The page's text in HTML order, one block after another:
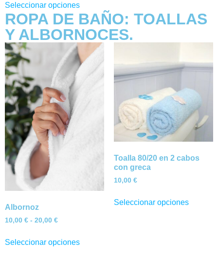
Seleccionar opciones
ROPA DE BAÑO: TOALLAS
Y ALBORNOCES.
Albornoz
10,00 € - 20,00 €
Seleccionar opciones
Toalla 80/20 en 2 cabos
con greca
10,00 €
Seleccionar opciones